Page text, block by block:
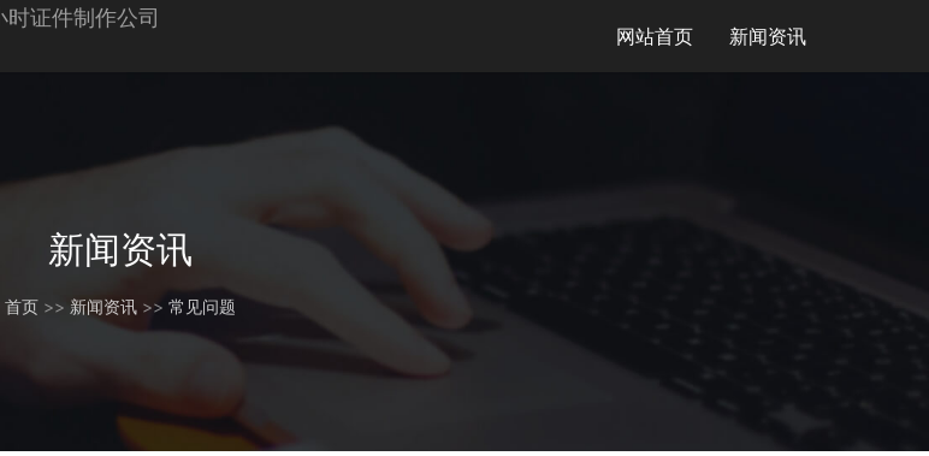
网站首页 新闻资讯
新闻资讯
首页 >> 新闻资讯 >> 常见问题